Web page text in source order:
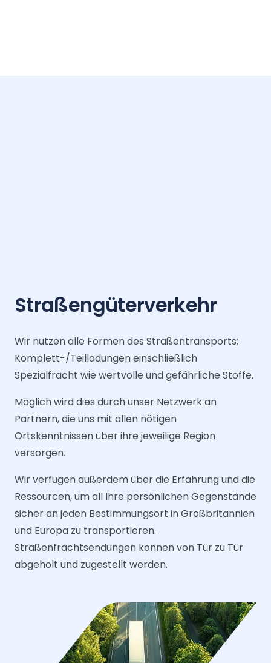
Straßengüterverkehr
Wir nutzen alle Formen des Straßentransports;
Komplett-/Teilladungen einschließlich
Spezialfracht wie wertvolle und gefährliche Stoffe.
Möglich wird dies durch unser Netzwerk an
Partnern, die uns mit allen nötigen
Ortskenntnissen über ihre jeweilige Region
versorgen.
Wir verfügen außerdem über die Erfahrung und die
Ressourcen, um all Ihre persönlichen Gegenstände
sicher an jeden Bestimmungsort in Großbritannien
und Europa zu transportieren.
Straßenfrachtsendungen können von Tür zu Tür
abgeholt und zugestellt werden.